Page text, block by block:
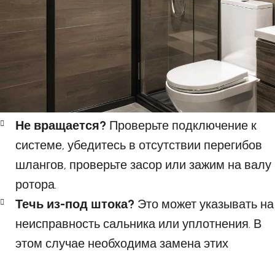
Не вращается? Проверьте подключение к
системе, убедитесь в отсутствии перегибов
шлангов, проверьте засор или зажим на валу
ротора.
Течь из-под штока? Это может указывать на
неисправность сальника или уплотнения. В
этом случае необходима замена этих